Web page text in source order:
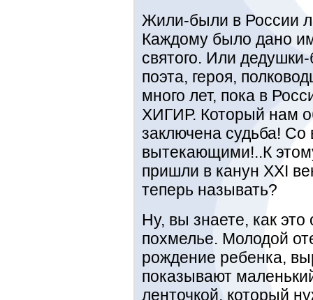
Жили-были в России
Каждому было дано
святого. Или
поэта, героя,
много лет, пока в
ХИГИР. Который нам
заключена судьба! Со
вытекающими!..К
пришли в канун XXI
теперь называть?
Ну, вы знаете, как
похмелье. Молодой
рождение ребенка,
показывают
ленточкой, который